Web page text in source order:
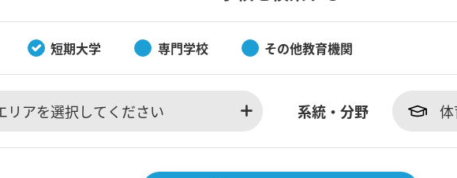
短期大学 専門学校 その他教育機関
リアを選択してください 系統・分野